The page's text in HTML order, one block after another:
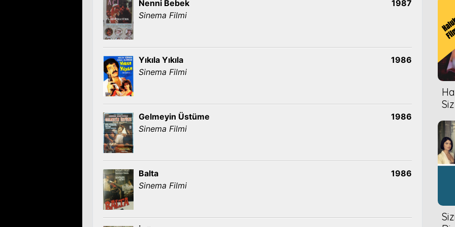
Nenni Bebek
Sinema Filmi
1987
Yıkıla Yıkıla
Sinema Filmi
1986
Gelmeyin Üstüme
Sinema Filmi
1986
Balta
Sinema Filmi
1986